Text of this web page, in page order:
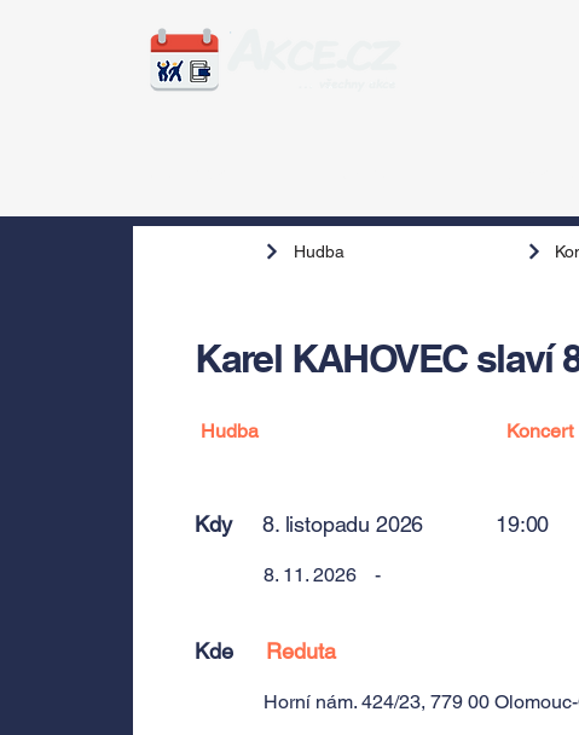
Hudba
Karel KAHOVEC slaví
Hudba Koncert
Kdy 8. listopadu 2026 19:00
8. 11. 2026 -
Kde Reduta
Horní nám. 424/23, 779 00